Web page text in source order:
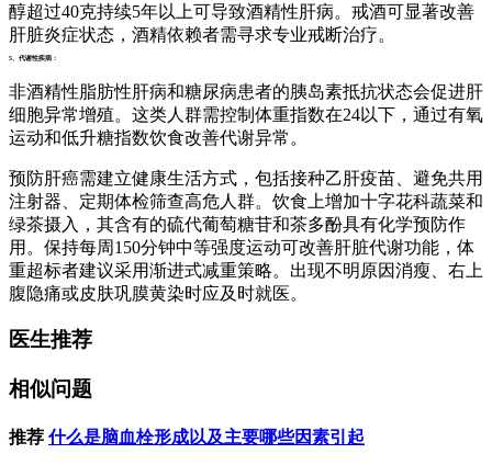
醇超过40克持续5年以上可导致酒精性肝病。戒酒可显著改善
肝脏炎症状态，酒精依赖者需寻求专业戒断治疗。
5、代谢性疾病：
非酒精性脂肪性肝病和糖尿病患者的胰岛素抵抗状态会促进肝
细胞异常增殖。这类人群需控制体重指数在24以下，通过有氧
运动和低升糖指数饮食改善代谢异常。
预防肝癌需建立健康生活方式，包括接种乙肝疫苗、避免共用
注射器、定期体检筛查高危人群。饮食上增加十字花科蔬菜和
绿茶摄入，其含有的硫代葡萄糖苷和茶多酚具有化学预防作
用。保持每周150分钟中等强度运动可改善肝脏代谢功能，体
重超标者建议采用渐进式减重策略。出现不明原因消瘦、右上
腹隐痛或皮肤巩膜黄染时应及时就医。
医生推荐
相似问题
推荐 什么是脑血栓形成以及主要哪些因素引起